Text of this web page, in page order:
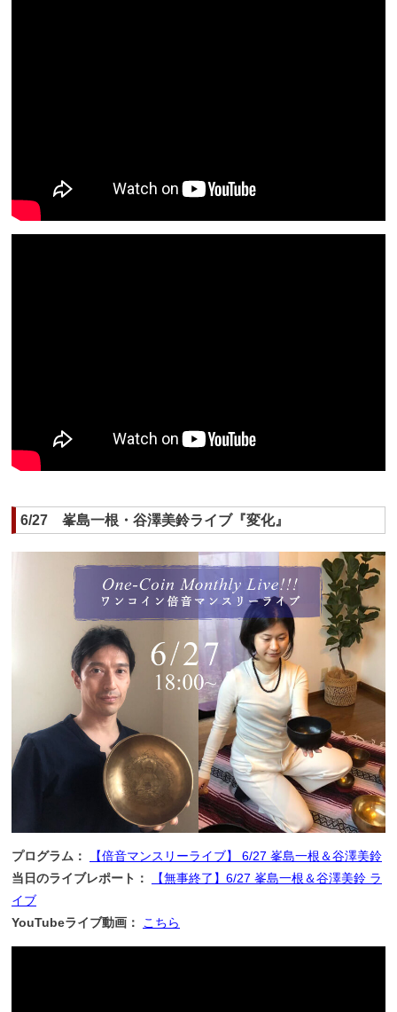
6/27 峯島一根・谷澤美鈴ライブ『変化』
プログラム：
【倍音マンスリーライブ】 6/27 峯島一根＆谷澤美鈴
当日のライブレポート：
【無事終了】6/27 峯島一根＆谷澤美鈴 ラ
イブ
YouTubeライブ動画：
こちら